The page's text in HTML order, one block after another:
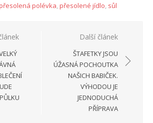
polévka,přesolené jídlo, sůl
Další článek
ŠTAFETKY JSOU
ÚŽASNÁ POCHOUTKA
NAŠICH BABIČEK.
VÝHODOU JE
JEDNODUCHÁ
PŘÍPRAVA